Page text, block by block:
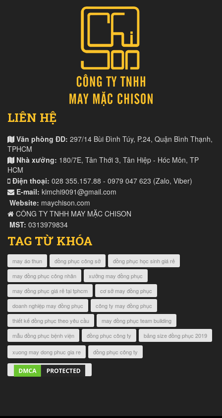
LIÊN HỆ
Văn phòng ĐD: 297/14 Bùi Đình Túy, P.24, Quận Bình Thạnh,
TPHCM
Nhà xưởng: 180/7E, Tân Thới 3, Tân Hiệp - Hóc Môn, TP
HCM
Điện thoại: 028 355.157.88 - 0979 047 623 (Zalo, Viber)
E-mail: kimchi9091@gmail.com
Website: maychison.com
CÔNG TY TNHH MAY MẶC CHISON
MST: 0313979834
TAG TỪ KHÓA
may áo thun đồng phục công sở
đồng phục học sinh giá rẻ
may đồng phục công nhân
xưởng may đồng phục
may đồng phục giá rẻ tại tphcm
cơ sở may đồng phục
doanh nghiệp may đồng phục
công ty may đồng phục
thiết kế đồng phục theo yêu cầu
may đồng phục team building
mẫu đồng phục bệnh viện
đồng phục công ty bảng size đồng phục 2019
xuong may dong phuc gia re đồng phục công ty